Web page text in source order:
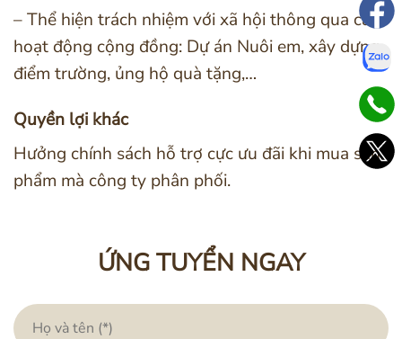
– Thể hiện trách nhiệm với xã hội thông qua các
hoạt động cộng đồng: Dự án Nuôi em, xây dựng
điểm trường, ủng hộ quà tặng,…
Quyền lợi khác
Hưởng chính sách hỗ trợ cực ưu đãi khi mua sản
phẩm mà công ty phân phối.
ỨNG TUYỂN NGAY